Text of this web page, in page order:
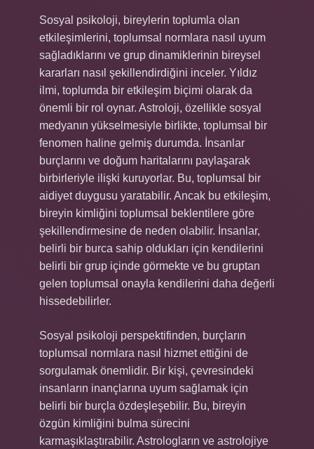
Sosyal psikoloji, bireylerin toplumla olan
etkileşimlerini, toplumsal normlara nasıl uyum
sağladıklarını ve grup dinamiklerinin bireysel
kararları nasıl şekillendirdiğini inceler. Yıldız
ilmi, toplumda bir etkileşim biçimi olarak da
önemli bir rol oynar. Astroloji, özellikle sosyal
medyanın yükselmesiyle birlikte, toplumsal bir
fenomen haline gelmiş durumda. İnsanlar
burçlarını ve doğum haritalarını paylaşarak
birbirleriyle ilişki kuruyorlar. Bu, toplumsal bir
aidiyet duygusu yaratabilir. Ancak bu etkileşim,
bireyin kimliğini toplumsal beklentilere göre
şekillendirmesine de neden olabilir. İnsanlar,
belirli bir burca sahip oldukları için kendilerini
belirli bir grup içinde görmekte ve bu gruptan
gelen toplumsal onayla kendilerini daha değerli
hissedebilirler.
Sosyal psikoloji perspektifinden, burçların
toplumsal normlara nasıl hizmet ettiğini de
sorgulamak önemlidir. Bir kişi, çevresindeki
insanların inançlarına uyum sağlamak için
belirli bir burçla özdeşleşebilir. Bu, bireyin
özgün kimliğini bulma sürecini
karmaşıklaştırabilir. Astrologların ve astrolojiye